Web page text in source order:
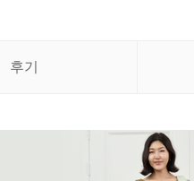
후기